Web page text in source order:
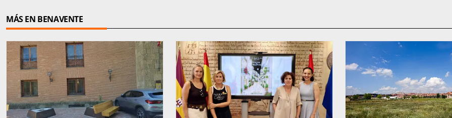
MÁS EN BENAVENTE